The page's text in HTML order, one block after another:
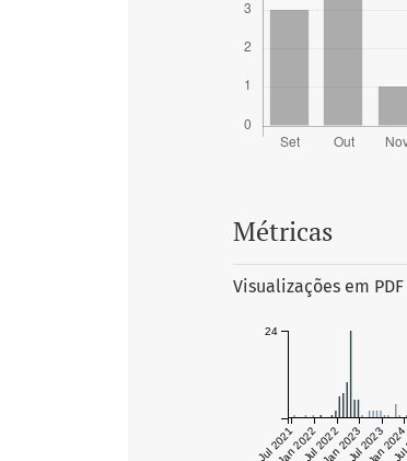
Métricas
Visualizações em PDF
Jul 2021Jan 2022Jul 2022Jan 2023Jul 2023
Jan
24